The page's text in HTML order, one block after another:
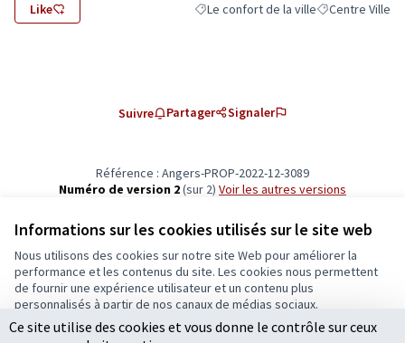
Informations sur les cookies utilisés sur le site web
Nous utilisons des cookies sur notre site Web pour améliorer la
performance et les contenus du site. Les cookies nous permettent
de fournir une expérience utilisateur et un contenu plus
personnalisés à partir de nos canaux de médias sociaux.
Tout accepter
Like Filtrer les résultats de la catégorie :
Le confort de la villeFiltrer les
Centre Ville
Suivre Partager Signaler
Référence : Angers-PROP-2022-12-3089
Numéro de version 2(sur 2)
voir les autres versions
Conditions d'utilisation
Paramètres des cookies
Ecrivons Angers sur X
(Lien externe)
Ecrivons Angers sur Facebook
(Lien externe)
Ce site utilise des cookies et vous donne le contrôle sur ceux